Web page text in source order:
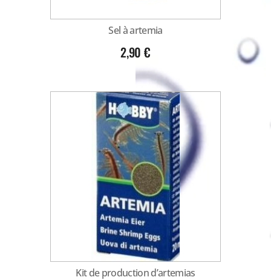
Sel à artemia
2,90€
Kit de production d’artemias